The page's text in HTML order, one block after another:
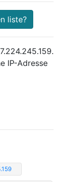
liste?
IP-Adresse